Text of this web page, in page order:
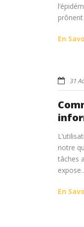
En
31
notre
tâches
En